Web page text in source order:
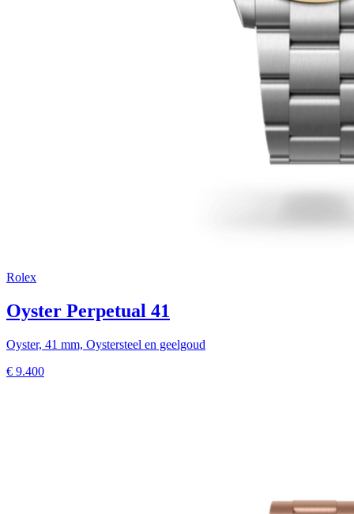
Rolex
Oyster Perpetual 41
Oyster, 41 mm, Oystersteel en geelgoud
€ 9.400